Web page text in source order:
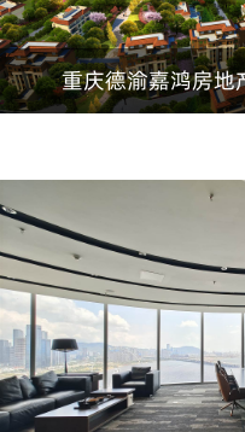
重庆德渝嘉鸿房地